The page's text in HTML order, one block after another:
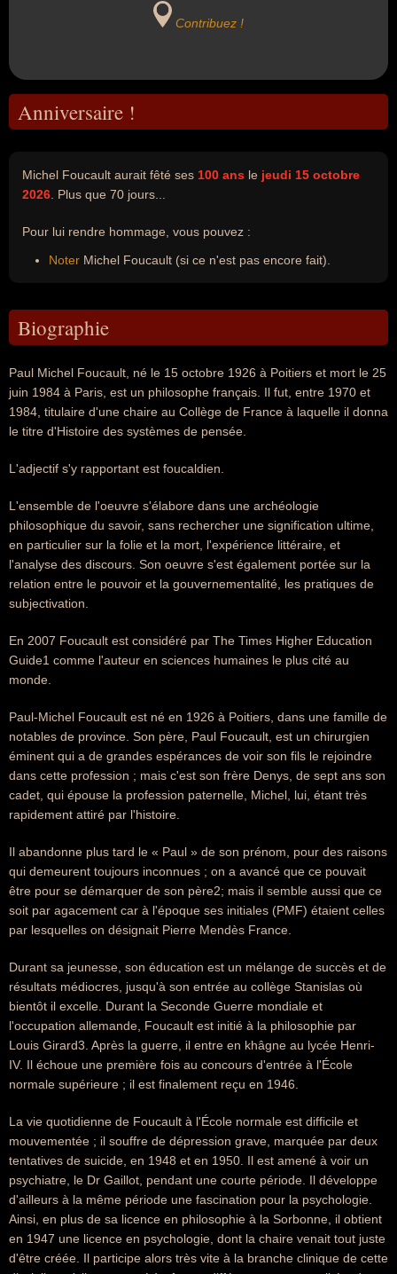
Contribuez !
Anniversaire !
Michel Foucault aurait fêté ses 100 ans le jeudi 15 octobre
2026 . Plus que 70 jours...
Pour lui rendre hommage, vous pouvez :
Noter Michel Foucault (si ce n'est pas encore fait).
Biographie
Paul Michel Foucault, né le 15 octobre 1926 à Poitiers et mort le 25
juin 1984 à Paris, est un philosophe français. Il fut, entre 1970 et
1984, titulaire d'une chaire au Collège de France à laquelle il donna
le titre d'Histoire des systèmes de pensée.
L'adjectif s'y rapportant est foucaldien.
L'ensemble de l'oeuvre s'élabore dans une archéologie
philosophique du savoir, sans rechercher une signification ultime,
en particulier sur la folie et la mort, l'expérience littéraire, et
l'analyse des discours. Son oeuvre s'est également portée sur la
relation entre le pouvoir et la gouvernementalité, les pratiques de
subjectivation.
En 2007 Foucault est considéré par The Times Higher Education
Guide1 comme l'auteur en sciences humaines le plus cité au
monde.
Paul-Michel Foucault est né en 1926 à Poitiers, dans une famille de
notables de province. Son père, Paul Foucault, est un chirurgien
éminent qui a de grandes espérances de voir son fils le rejoindre
dans cette profession ; mais c'est son frère Denys, de sept ans son
cadet, qui épouse la profession paternelle, Michel, lui, étant très
rapidement attiré par l'histoire.
Il abandonne plus tard le « Paul » de son prénom, pour des raisons
qui demeurent toujours inconnues ; on a avancé que ce pouvait
être pour se démarquer de son père2; mais il semble aussi que ce
soit par agacement car à l'époque ses initiales (PMF) étaient celles
par lesquelles on désignait Pierre Mendès France.
Durant sa jeunesse, son éducation est un mélange de succès et de
résultats médiocres, jusqu'à son entrée au collège Stanislas où
bientôt il excelle. Durant la Seconde Guerre mondiale et
l'occupation allemande, Foucault est initié à la philosophie par
Louis Girard3. Après la guerre, il entre en khâgne au lycée Henri-
IV. Il échoue une première fois au concours d'entrée à l'École
normale supérieure ; il est finalement reçu en 1946.
La vie quotidienne de Foucault à l'École normale est difficile et
mouvementée ; il souffre de dépression grave, marquée par deux
tentatives de suicide, en 1948 et en 1950. Il est amené à voir un
psychiatre, le Dr Gaillot, pendant une courte période. Il développe
d'ailleurs à la même période une fascination pour la psychologie.
Ainsi, en plus de sa licence en philosophie à la Sorbonne, il obtient
en 1947 une licence en psychologie, dont la chaire venait tout juste
d'être créée. Il participe alors très vite à la branche clinique de cette